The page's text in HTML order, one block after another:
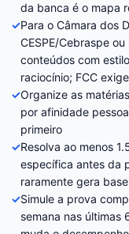
da banca é o mapa
✓Para o Câmara dos
CESPE/Cebraspe
conteúdos com
raciocínio; FCC
✓Organize as
por afinidade
primeiro
✓Resolva ao menos
específica antes da
raramente gera
✓Simule a prova
semana nas últimas